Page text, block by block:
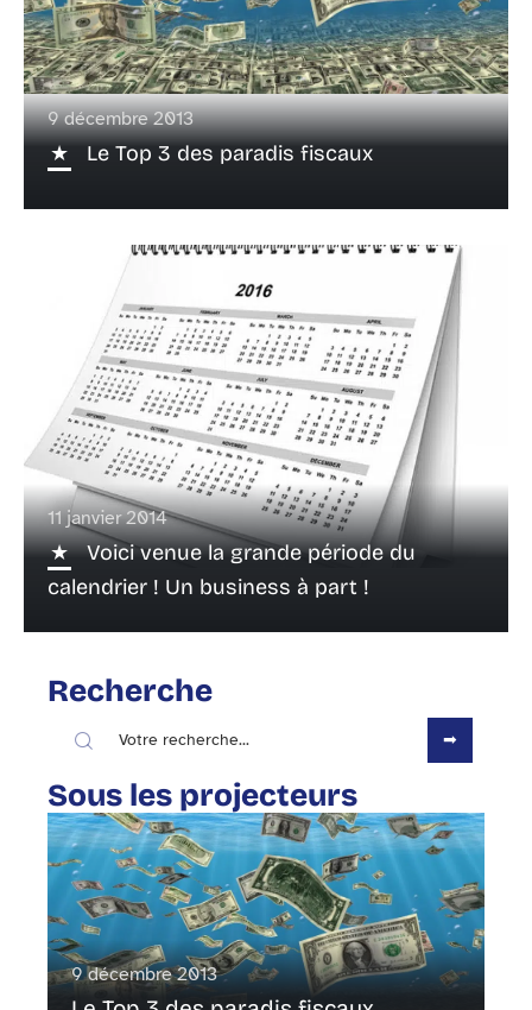
9 décembre 2013
Le Top 3 des paradis fiscaux
11 janvier 2014
Voici venue la grande période du
calendrier ! Un business à part !
Recherche
Sous les projecteurs
9 décembre 2013